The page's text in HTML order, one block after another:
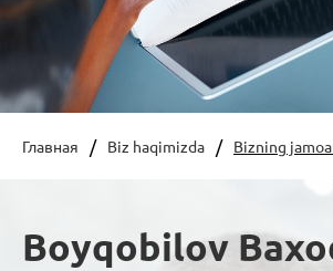
Главная Biz haqimizda Bizning
Boyqobilov